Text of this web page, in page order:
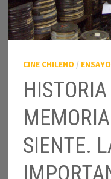
CINE CHILENO /
HISTORIA
SIENTE.